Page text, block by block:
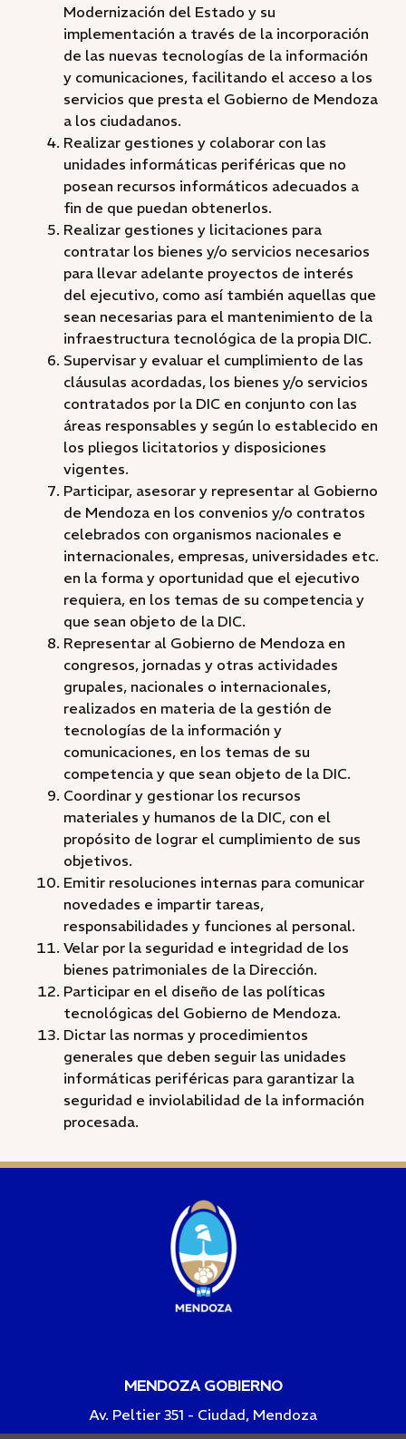
Modernización del Estado y su
implementación a través de la incorporación
de las nuevas tecnologías de la información
y comunicaciones, facilitando el acceso a los
servicios que presta el Gobierno de Mendoza
a los ciudadanos.
Realizar gestiones y colaborar con las
unidades informáticas periféricas que no
posean recursos informáticos adecuados a
fin de que puedan obtenerlos.
Realizar gestiones y licitaciones para
contratar los bienes y/o servicios necesarios
para llevar adelante proyectos de interés
del ejecutivo, como así también aquellas que
sean necesarias para el mantenimiento de la
infraestructura tecnológica de la propia DIC.
Supervisar y evaluar el cumplimiento de las
cláusulas acordadas, los bienes y/o servicios
contratados por la DIC en conjunto con las
áreas responsables y según lo establecido en
los pliegos licitatorios y disposiciones
vigentes.
Participar, asesorar y representar al Gobierno
de Mendoza en los convenios y/o contratos
celebrados con organismos nacionales e
internacionales, empresas, universidades etc.
en la forma y oportunidad que el ejecutivo
requiera, en los temas de su competencia y
que sean objeto de la DIC.
Representar al Gobierno de Mendoza en
congresos, jornadas y otras actividades
grupales, nacionales o internacionales,
realizados en materia de la gestión de
tecnologías de la información y
comunicaciones, en los temas de su
competencia y que sean objeto de la DIC.
Coordinar y gestionar los recursos
materiales y humanos de la DIC, con el
propósito de lograr el cumplimiento de sus
objetivos.
Emitir resoluciones internas para comunicar
novedades e impartir tareas,
responsabilidades y funciones al personal.
Velar por la seguridad e integridad de los
bienes patrimoniales de la Dirección.
Participar en el diseño de las políticas
tecnológicas del Gobierno de Mendoza.
Dictar las normas y procedimientos
generales que deben seguir las unidades
informáticas periféricas para garantizar la
seguridad e inviolabilidad de la información
procesada.
MENDOZA GOBIERNO
Av. Peltier 351 - Ciudad, Mendoza